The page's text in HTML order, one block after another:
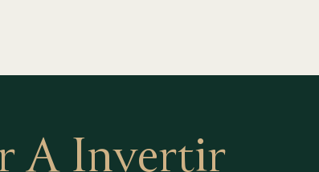
A Invertir